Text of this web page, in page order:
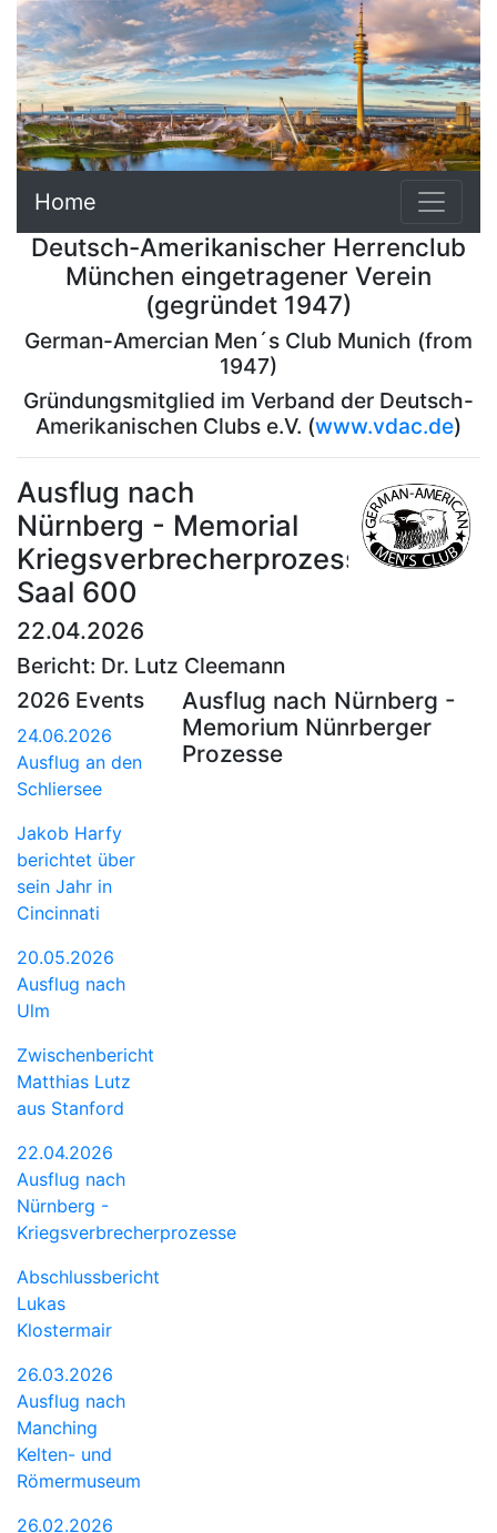
Home
Deutsch-Amerikanischer Herrenclub
München eingetragener Verein
(gegründet 1947)
German-Amercian Men´s Club Munich (from
1947)
Gründungsmitglied im Verband der Deutsch-
Amerikanischen Clubs e.V. (www.vdac.de)
Ausflug nach
Nürnberg - Memorial
Kriegsverbrecherprozesse
Saal 600
22.04.2026
Bericht: Dr. Lutz Cleemann
2026 Events
24.06.2026
Ausflug an den
Schliersee
Jakob Harfy
berichtet über
sein Jahr in
Cincinnati
20.05.2026
Ausflug nach
Ulm
Zwischenbericht
Matthias Lutz
aus Stanford
22.04.2026
Ausflug nach
Nürnberg -
Kriegsverbrecherprozesse
Abschlussbericht
Lukas
Klostermair
26.03.2026
Ausflug nach
Manching
Kelten- und
Römermuseum
26.02.2026
Ausflug nach Nürnberg -
Memorium Nünrberger
Prozesse